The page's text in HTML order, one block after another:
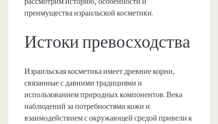
преимущества израильской косметики.
Истоки превосходства
Израильская косметика имеет древние корни,
связанные с давними традициями и
использованием природных компонентов. Века
наблюдений за потребностями кожи и
взаимодействием с окружающей средой привели к